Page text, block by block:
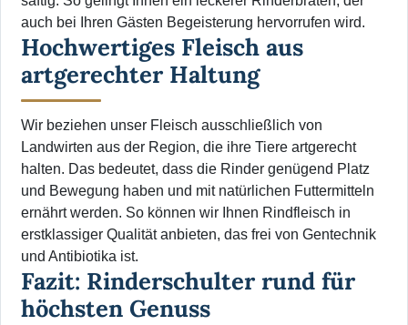
auch bei Ihren Gästen Begeisterung hervorrufen wird.
Hochwertiges Fleisch aus
artgerechter Haltung
Wir beziehen unser Fleisch ausschließlich von
Landwirten aus der Region, die ihre Tiere artgerecht
halten. Das bedeutet, dass die Rinder genügend Platz
und Bewegung haben und mit natürlichen Futtermitteln
ernährt werden. So können wir Ihnen Rindfleisch in
erstklassiger Qualität anbieten, das frei von Gentechnik
und Antibiotika ist.
Fazit: Rinderschulter rund für
höchsten Genuss